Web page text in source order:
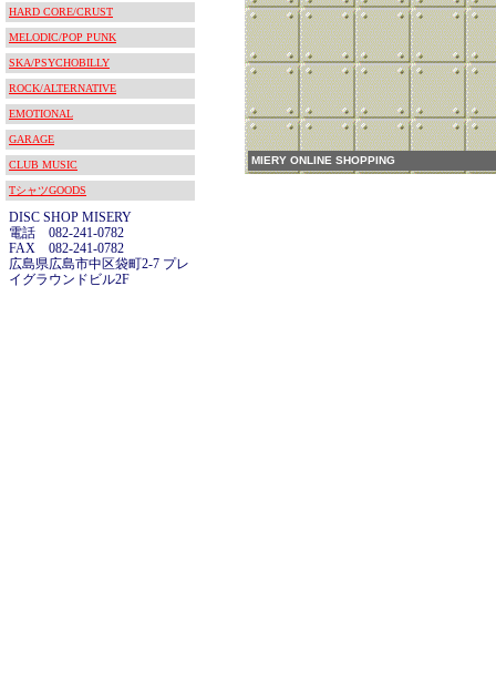
HARD CORE/CRUST
MELODIC/POP PUNK
SKA/PSYCHOBILLY
ROCK/ALTERNATIVE
EMOTIONAL
GARAGE
CLUB MUSIC
TシャツGOODS
DISC SHOP MISERY
電話 082-241-0782
FAX 082-241-0782
広島県広島市中区袋町2-7 プレ
イグラウンドビル2F
MIERY ONLINE SHOPPING